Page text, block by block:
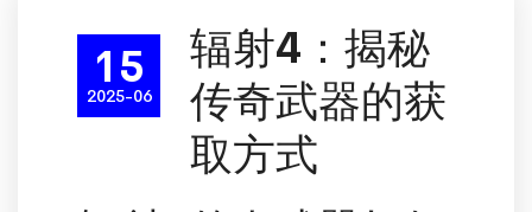
15
2025-06
辐射4：揭秘
传奇武器的获
取方式